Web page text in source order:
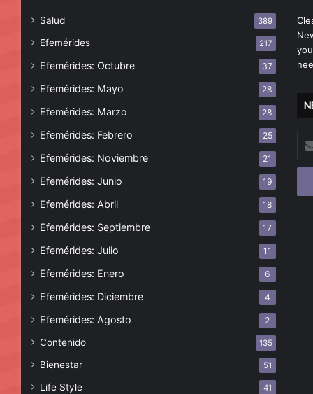
Salud 389
Efemérides 217
Efemérides: Octubre 37
Efemérides: Mayo 28
Efemérides: Marzo 28
Efemérides: Febrero 25
Efemérides: Noviembre 21
Efemérides: Junio 19
Efemérides: Abril 18
Efemérides: Septiembre 17
Efemérides: Julio 11
Efemérides: Enero 6
Efemérides: Diciembre 4
Efemérides: Agosto 2
Contenido 135
Bienestar 51
Life Style 41